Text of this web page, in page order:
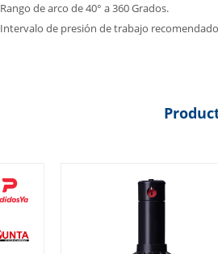
Rango de arco de 40° a 360 Grados.
Intervalo de presión de trabajo recomendado